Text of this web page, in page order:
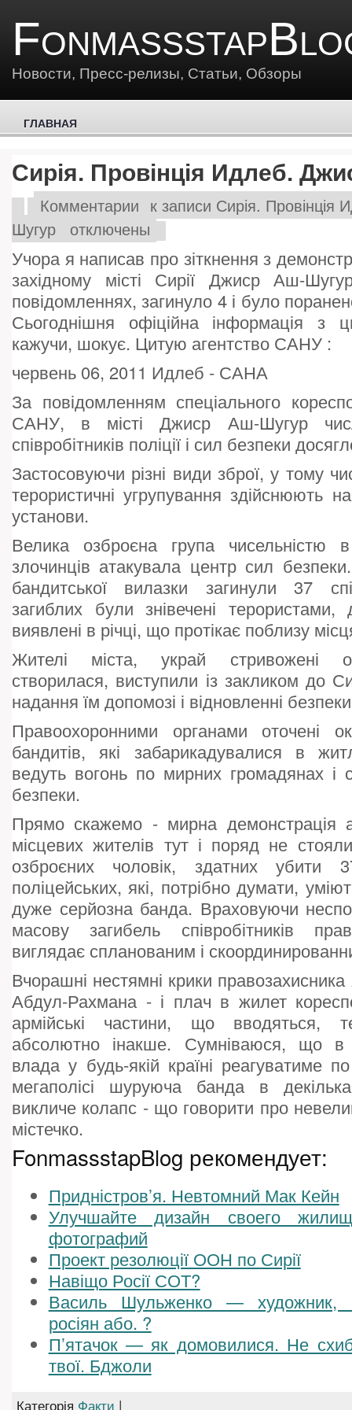
Новости, Пресс-релизы, Статьи, Обзоры
ГЛАВНАЯ
Сирія. Провінція Идлеб.
Комментарии к записи Сирія.
Шугур
отключены
Учора я написав про зіткнення з
західному місті Сирії Джиср Аш-
повідомленнях, загинуло 4 і було
Сьогоднішня офіційна інформація з
кажучи, шокує. Цитую агентство САНУ :
червень 06, 2011 Идлеб - САНА
За повідомленням спеціального
САНУ, в місті Джиср Аш-Шугур
співробітників поліції і сил безпеки
Застосовуючи різні види зброї, у тому
терористичні угрупування здійснюють
установи.
Велика озброєна група чисельністю
злочинців атакувала центр сил
бандитської вилазки загинули 37
загиблих були знівечені
виявлені в річці, що протікає поблизу
Жителі міста, украй стривожені
створилася, виступили із закликом до
надання їм допомозі і відновленні
Правоохоронними органами оточені
бандитів, які забарикадувалися в
ведуть вогонь по мирних громадянах і
безпеки.
Прямо скажемо - мирна демонстрація
місцевих жителів тут і поряд не
озброєних чоловік, здатних
поліцейських, які, потрібно думати,
дуже серйозна банда. Враховуючи
масову загибель співробітників
виглядає спланованим і
Вчорашні нестямні крики
Абдул-Рахмана - і плач в жилет
армійські частини, що вводяться,
абсолютно інакше. Сумніваюся, що в
влада у будь-якій країні реагуватиме
мегаполісі шуруюча банда в
викличе колапс - що говорити про
містечко.
FonmassstapBlog рекомендует:
Придністров’я. Невтомний Мак Кейн
Улучшайте дизайн своего
фотографий
Проект резолюції ООН по Сирії
Навіщо Росії СОТ?
Василь Шульженко — художник,
росіян або. ?
П’ятачок — як домовилися. Не
твої. Бджоли
Категорія Факти |